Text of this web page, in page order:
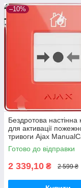
–10%
Бездротова настінна
для активації
тривоги Ajax
(Red) Jeweller
Готово до відправки
2 339,10 ₴ 2 599 ₴